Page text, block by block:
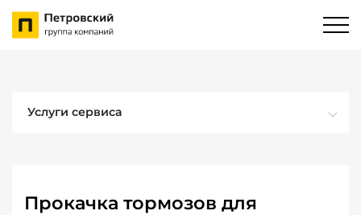
Услуги сервиса
Прокачка тормозов для